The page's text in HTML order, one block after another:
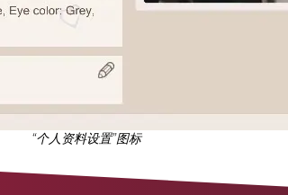
“个人资料设置”图标